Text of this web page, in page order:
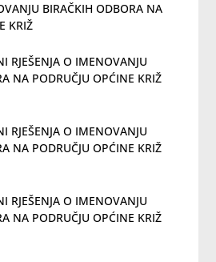
BIRAČKIH ODBORA NA
KRIŽ
RJEŠENJA O IMENOVANJU
NA PODRUČJU OPĆINE KRIŽ
RJEŠENJA O IMENOVANJU
NA PODRUČJU OPĆINE KRIŽ
RJEŠENJA O IMENOVANJU
NA PODRUČJU OPĆINE KRIŽ